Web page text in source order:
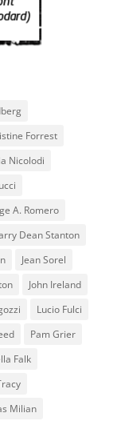
Forrest
Nicolodi
A. Romero
Dean Stanton
Jean Sorel
John Ireland
Lucio Fulci
Pam Grier
Falk
Milian